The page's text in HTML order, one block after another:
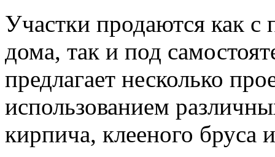
Участки продаются как с
дома, так и под
предлагает несколько
использованием
кирпича, клееного бруса